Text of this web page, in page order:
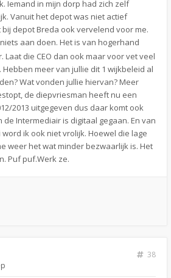
Iemand in mijn dorp had zich zelf
Vanuit het depot was niet actief
depot Breda ook vervelend voor me.
aan doen. Het is van hogerhand
Laat die CEO dan ook maar voor vet veel
Hebben meer van jullie dit 1 wijkbeleid al
Wat vonden jullie hiervan? Meer
de diepvriesman heeft nu een
2013 uitgegeven dus daar komt ook
de Intermediair is digitaal gegaan. En van
ik ook niet vrolijk. Hoewel die lage
weer het wat minder bezwaarlijk is. Het
Puf puf.Werk ze.
38